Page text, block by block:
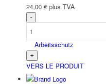
Arbeits­schutz
24,00 € plus TVA
VERS LE PRODUIT